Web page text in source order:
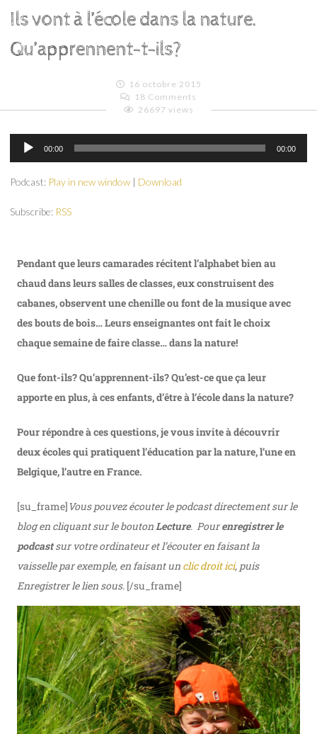
Ils vont à l’école dans la nature.
Qu’apprennent-t-ils?
16 octobre 2015
Emilie
18 Comments
26697 views
Lecteur
audio
00:00 00:00
Podcast: Play in new window | Download
Subscribe: RSS
Pendant que leurs camarades récitent l’alphabet bien au
chaud dans leurs salles de classes, eux construisent des
cabanes, observent une chenille ou font de la musique avec
des bouts de bois… Leurs enseignantes ont fait le choix
chaque semaine de faire classe… dans la nature!
Que font-ils? Qu’apprennent-ils? Qu’est-ce que ça leur
apporte en plus, à ces enfants, d’être à l’école dans la nature?
Pour répondre à ces questions, je vous invite à découvrir
deux écoles qui pratiquent l’éducation par la nature, l’une en
Belgique, l’autre en France.
[su_frame]Vous pouvez écouter le podcast directement sur le
blog en cliquant sur le boutonLecture. Pourenregistrer le
podcastsur votre ordinateur et l’écouter en faisant la
vaisselle par exemple, en faisant un clic droit ici, puis
Enregistrer le lien sous. [/su_frame]